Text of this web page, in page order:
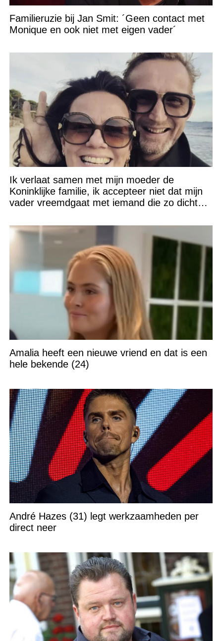
Familieruzie bij Jan Smit: ´Geen contact met
Monique en ook niet met eigen vader´
Ik verlaat samen met mijn moeder de
Koninklijke familie, ik accepteer niet dat mijn
vader vreemdgaat met iemand die zo dichtbij
Amalia heeft een nieuwe vriend en dat is een
hele bekende (24)
André Hazes (31) legt werkzaamheden per
direct neer